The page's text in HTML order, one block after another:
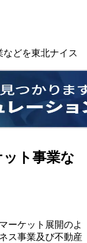
どを東北ナイス
ト事業な
ーケット展開のよ
ス事業及び不動産